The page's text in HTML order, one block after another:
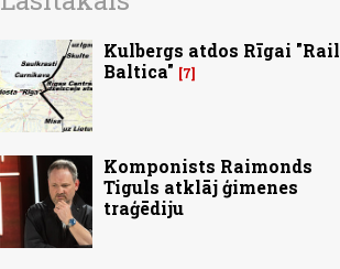
Kulbergs atdos Rīgai "Rail
Baltica"
7
Komponists Raimonds
Tiguls atklāj ģimenes
traģēdiju